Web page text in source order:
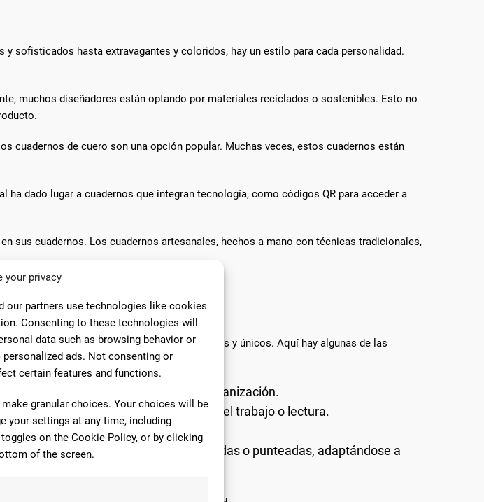
your privacy
our partners use technologies like cookies
Consenting to these technologies will
data such as browsing behavior or
ads. Not consenting or
certain features and functions.
granular choices. Your choices will be
your settings at any time, including
on the Cookie Policy, or by clicking
of the screen.
sofisticados hasta extravagantes y coloridos, hay un estilo para cada personalidad.
muchos diseñadores están optando por materiales reciclados o sostenibles. Esto no
cuadernos de cuero son una opción popular. Muchas veces, estos cuadernos están
ha dado lugar a cuadernos que integran tecnología, como códigos QR para acceder a
sus cuadernos. Los cuadernos artesanales, hechos a mano con técnicas tradicionales,
que los hacen aún más prácticos y únicos. Aquí hay algunas de las
pequeños, aumentando la organización.
actual, facilitando la continuación del trabajo o lectura.
cerrado y proteger las páginas.
páginas lisas, rayadas, cuadriculadas o punteadas, adaptándose a